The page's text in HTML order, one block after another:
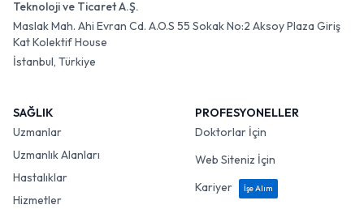
Teknoloji ve Ticaret A.Ş.
Maslak Mah. Ahi Evran Cd. A.O.S 55 Sokak No:2 Aksoy Plaza Giriş
Kat Kolektif House
İstanbul, Türkiye
SAĞLIK
Uzmanlar
Uzmanlık Alanları
Hastalıklar
Hizmetler
PROFESYONELLER
Doktorlar İçin
Web Siteniz İçin
Kariyer
İşe Alım